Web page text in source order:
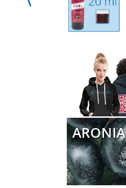
ARONIA